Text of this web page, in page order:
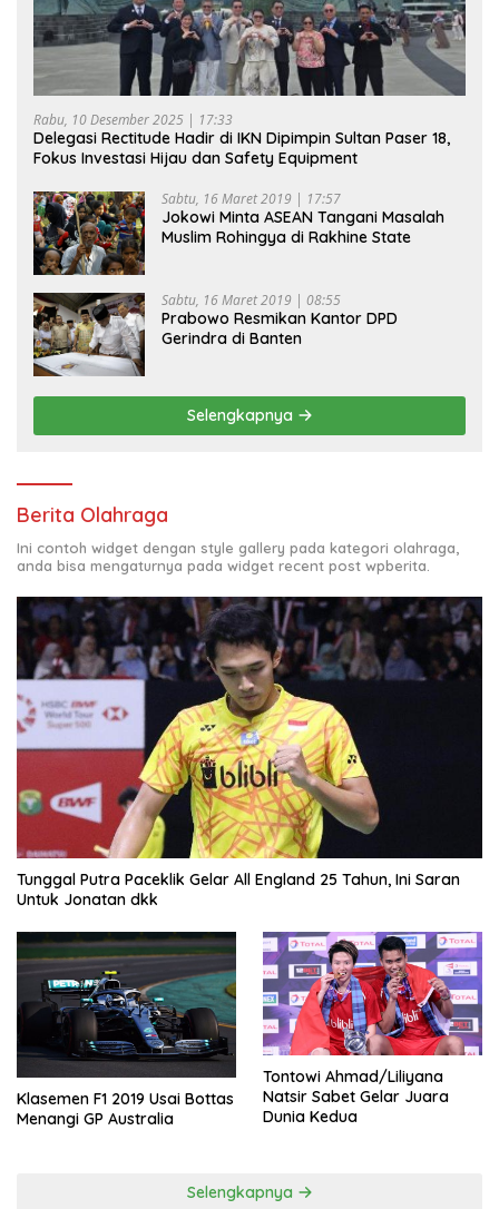
Rabu, 10 Desember 2025 | 17:33
Delegasi Rectitude Hadir di IKN Dipimpin Sultan Paser 18,
Fokus Investasi Hijau dan Safety Equipment
Sabtu, 16 Maret 2019 | 17:57
Jokowi Minta ASEAN Tangani Masalah
Muslim Rohingya di Rakhine State
Sabtu, 16 Maret 2019 | 08:55
Prabowo Resmikan Kantor DPD
Gerindra di Banten
Selengkapnya
Berita Olahraga
Ini contoh widget dengan style gallery pada kategori olahraga,
anda bisa mengaturnya pada widget recent post wpberita.
Tunggal Putra Paceklik Gelar All England 25 Tahun, Ini Saran
Untuk Jonatan dkk
Klasemen F1 2019 Usai Bottas
Menangi GP Australia
Tontowi Ahmad/Liliyana
Natsir Sabet Gelar Juara
Dunia Kedua
Selengkapnya